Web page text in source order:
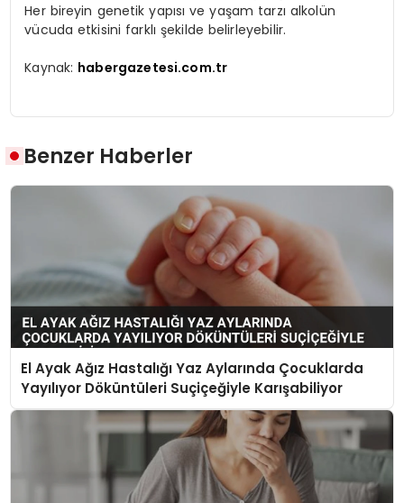
Her bireyin genetik yapısı ve yaşam tarzı alkolün
vücuda etkisini farklı şekilde belirleyebilir.
Kaynak: habergazetesi.com.tr
Benzer Haberler
El Ayak Ağız Hastalığı Yaz Aylarında Çocuklarda
Yayılıyor Döküntüleri Suçiçeğiyle Karışabiliyor